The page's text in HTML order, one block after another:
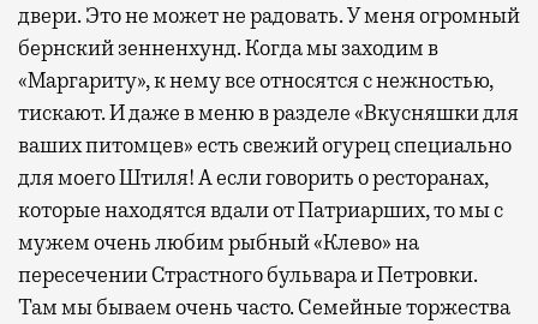
двери. Это не может не радовать. У меня огромный
бернский зенненхунд. Когда мы заходим в
«Маргариту», к нему все относятся с нежностью,
тискают. И даже в меню в разделе «Вкусняшки для
ваших питомцев» есть свежий огурец специально
для моего Штиля! А если говорить о ресторанах,
которые находятся вдали от Патриарших, то мы с
мужем очень любим рыбный «Клево» на
пересечении Страстного бульвара и Петровки.
Там мы бываем очень часто. Семейные торжества